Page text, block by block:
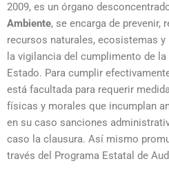
2009, es un órgano
Ambiente, se encarga de prevenir,
recursos naturales, ecosistemas
la vigilancia del cumplimento de
Estado. Para cumplir
está facultada para requerir
físicas y morales que incumplan
en su caso sanciones
caso la clausura. Así mismo
través del Programa Estatal de